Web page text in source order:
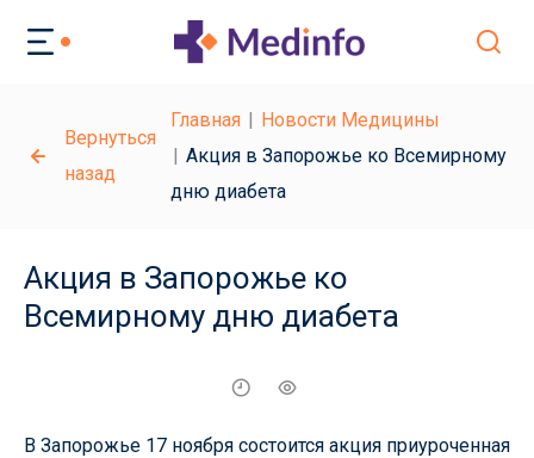
Вернуться
назад
Главная
Новости Медицины
Акция в Запорожье ко Всемирному
дню диабета
Акция в Запорожье ко
Всемирному дню диабета
В Запорожье 17 ноября состоится акция приуроченная